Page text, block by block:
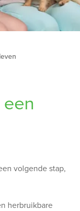
volgende stap,
herbruikbare